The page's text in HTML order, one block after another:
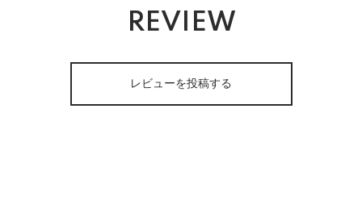
REVIEW
レビューを投稿する